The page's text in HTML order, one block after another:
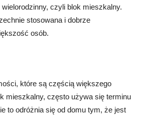
czyli blok mieszkalny.
stosowana i dobrze
osób.
które są częścią większego
mieszkalny, często używa się terminu
to odróżnia się od domu tym, że jest